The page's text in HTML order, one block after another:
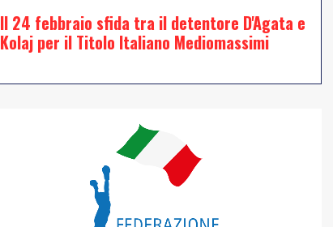
Il 24 febbraio sfida tra il detentore D'Agata e
Kolaj per il Titolo Italiano Mediomassimi